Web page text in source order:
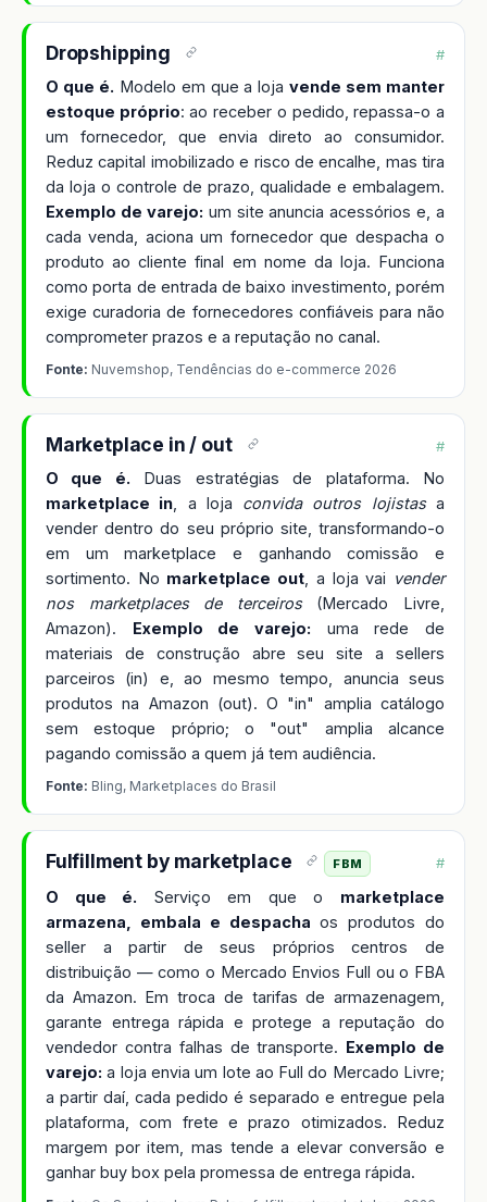
Dropshipping #
O que é. Modelo em que a lojavende sem manter
estoque próprio: ao receber o pedido, repassa-o a
um fornecedor, que envia direto ao consumidor.
Reduz capital imobilizado e risco de encalhe, mas tira
da loja o controle de prazo, qualidade e embalagem.
Exemplo de varejo: um site anuncia acessórios e, a
cada venda, aciona um fornecedor que despacha o
produto ao cliente final em nome da loja. Funciona
como porta de entrada de baixo investimento, porém
exige curadoria de fornecedores confiáveis para não
comprometer prazos e a reputação no canal.
Fonte: Nuvemshop, Tendências do e-commerce 2026
Marketplace in / out #
O que é. Duas estratégias de plataforma. No
marketplace in , a loja convida outros lojistasa
vender dentro do seu próprio site, transformando-o
em um marketplace e ganhando comissão e
sortimento. No marketplace out , a loja vai vender
nos marketplaces de terceiros(Mercado Livre,
Amazon). Exemplo de varejo: uma rede de
materiais de construção abre seu site a sellers
parceiros (in) e, ao mesmo tempo, anuncia seus
produtos na Amazon (out). O "in" amplia catálogo
sem estoque próprio; o "out" amplia alcance
pagando comissão a quem já tem audiência.
Fonte: Bling, Marketplaces do Brasil
Fulfillment by marketplace FBM #
O que é. Serviço em que o marketplace
armazena, embala e despacha os produtos do
seller a partir de seus próprios centros de
distribuição — como o Mercado Envios Full ou o FBA
da Amazon. Em troca de tarifas de armazenagem,
garante entrega rápida e protege a reputação do
vendedor contra falhas de transporte. Exemplo de
varejo: a loja envia um lote ao Full do Mercado Livre;
a partir daí, cada pedido é separado e entregue pela
plataforma, com frete e prazo otimizados. Reduz
margem por item, mas tende a elevar conversão e
ganhar buy box pela promessa de entrega rápida.